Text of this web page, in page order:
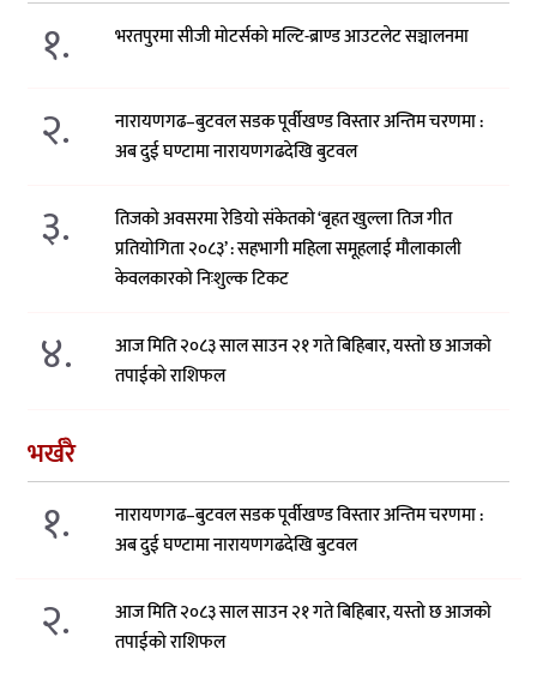
१. भरतपुरमा सीजी मोटर्सको मल्टि-ब्राण्ड आउटलेट सञ्चालनमा
२.
नारायणगढ–बुटवल सडक पूर्वीखण्ड विस्तार अन्तिम चरणमा :
अब दुई घण्टामा नारायणगढदेखि बुटवल
३.
तिजको अवसरमा रेडियो संकेतको ‘बृहत खुल्ला तिज गीत
प्रतियोगिता २०८३’ : सहभागी महिला समूहलाई मौलाकाली
केवलकारको निःशुल्क टिकट
४.
आज मिति २०८३ साल साउन २१ गते बिहिबार, यस्तो छ आजको
तपाईको राशिफल
भर्खरै
१.
नारायणगढ–बुटवल सडक पूर्वीखण्ड विस्तार अन्तिम चरणमा :
अब दुई घण्टामा नारायणगढदेखि बुटवल
२.
आज मिति २०८३ साल साउन २१ गते बिहिबार, यस्तो छ आजको
तपाईको राशिफल